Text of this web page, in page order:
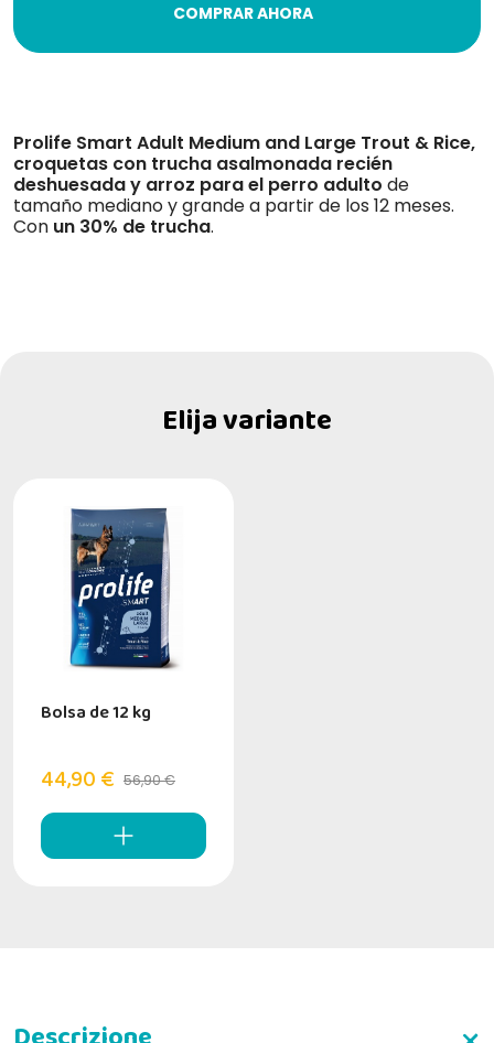
COMPRAR AHORA
Prolife Smart Adult Medium and Large Trout & Rice,
croquetas con trucha asalmonada recién
deshuesada y arroz para el perro adulto de
tamaño mediano y grande a partir de los 12 meses.
Con un 30% de trucha.
Elija variante
Bolsa de 12 kg
44,90 € 56,90 €